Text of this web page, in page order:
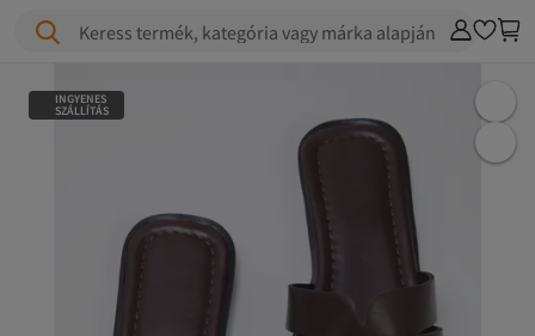
Keress termék, kategória vagy márka alapján
INGYENES
SZÁLLÍTÁS